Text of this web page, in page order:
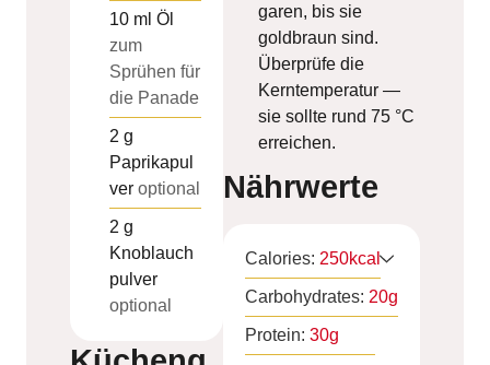
10 ml Öl
zum
Sprühen für
die Panade
2 g
Paprikapul
ver optional
2 g
Knoblauch
pulver
optional
garen, bis sie
goldbraun sind.
Überprüfe die
Kerntemperatur —
sie sollte rund 75 °C
erreichen.
Nährwerte
Calories: 250kcal
Carbohydrates: 20g
Protein: 30g